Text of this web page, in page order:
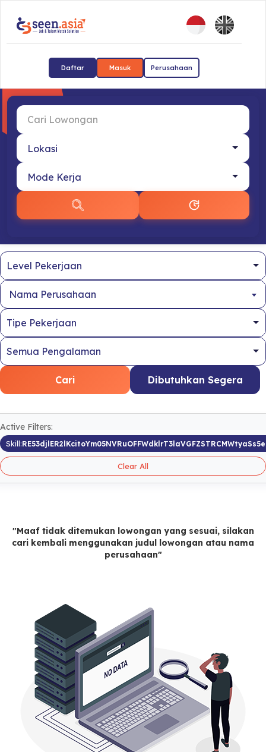
Daftar Masuk Perusahaan
Nama Perusahaan
Cari Dibutuhkan Segera
Active Filters:
Skill:
Clear All
"Maaf tidak ditemukan lowongan yang sesuai, silakan
cari kembali menggunakan judul lowongan atau nama
perusahaan"